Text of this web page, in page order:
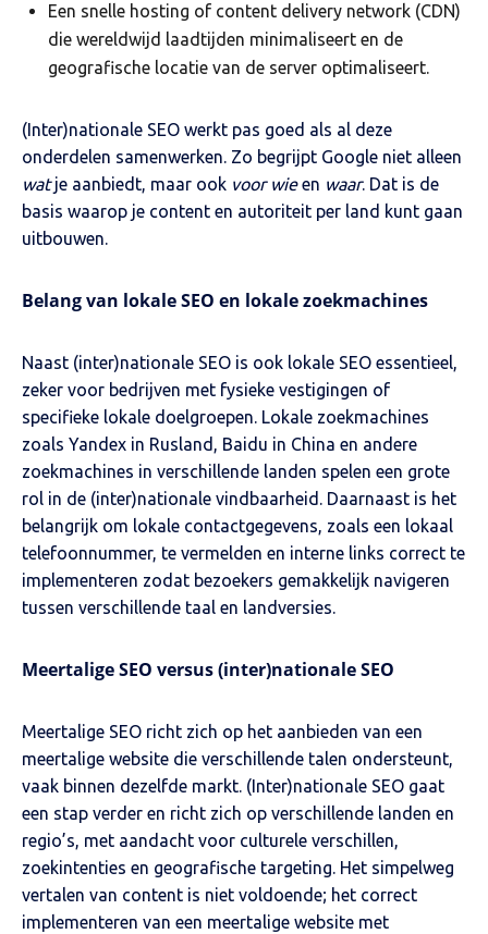
Een snelle hosting of content delivery network (CDN)
die wereldwijd laadtijden minimaliseert en de
geografische locatie van de server optimaliseert.
(Inter)nationale SEO werkt pas goed als al deze
onderdelen samenwerken. Zo begrijpt Google niet alleen
watje aanbiedt, maar ook voor wieen waar. Dat is de
basis waarop je content en autoriteit per land kunt gaan
uitbouwen.
Belang van lokale SEO en lokale zoekmachines
Naast (inter)nationale SEO is ook lokale SEO essentieel,
zeker voor bedrijven met fysieke vestigingen of
specifieke lokale doelgroepen. Lokale zoekmachines
zoals Yandex in Rusland, Baidu in China en andere
zoekmachines in verschillende landen spelen een grote
rol in de (inter)nationale vindbaarheid. Daarnaast is het
belangrijk om lokale contactgegevens, zoals een lokaal
telefoonnummer, te vermelden en interne links correct te
implementeren zodat bezoekers gemakkelijk navigeren
tussen verschillende taal en landversies.
Meertalige SEO versus (inter)nationale SEO
Meertalige SEO richt zich op het aanbieden van een
meertalige website die verschillende talen ondersteunt,
vaak binnen dezelfde markt. (Inter)nationale SEO gaat
een stap verder en richt zich op verschillende landen en
regio’s, met aandacht voor culturele verschillen,
zoekintenties en geografische targeting. Het simpelweg
vertalen van content is niet voldoende; het correct
implementeren van een meertalige website met